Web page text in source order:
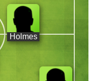
Holmes